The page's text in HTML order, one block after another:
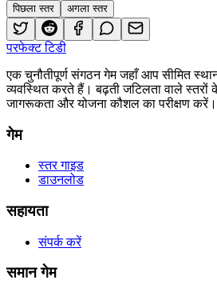
पिछला स्तर अगला स्तर
परफेक्ट टिडी
एक चुनौतीपूर्ण संगठन गेम जहाँ आप सीमित
व्यवस्थित करते हैं। बढ़ती जटिलता वाले स्तरों
जागरूकता और योजना कौशल का परीक्षण करें।
गेम
स्तर गाइड
डाउनलोड
सहायता
संपर्क करें
समान गेम